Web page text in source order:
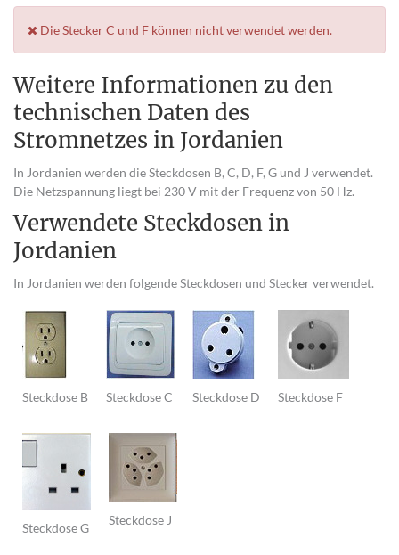
Die Stecker C und F können nicht verwendet werden.
Weitere Informationen zu den
technischen Daten des
Stromnetzes in Jordanien
In Jordanien werden die Steckdosen B, C, D, F, G und J verwendet.
Die Netzspannung liegt bei 230 V mit der Frequenz von 50 Hz.
Verwendete Steckdosen in
Jordanien
In Jordanien werden folgende Steckdosen und Stecker verwendet.
Steckdose B Steckdose C Steckdose D Steckdose F
Steckdose G
Steckdose J